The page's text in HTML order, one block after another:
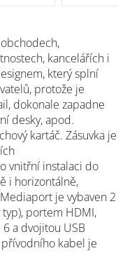
kancelářích i
který splní
protože je
dokonale zapadne
desky, apod.
kartáč. Zásuvka je
vnitřní instalaci do
i horizontálně,
Mediaport je vybaven 2
typ), portem HDMI,
6 a dvojitou USB
přívodního kabel je